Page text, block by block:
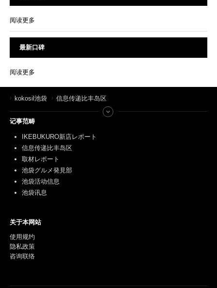
阅读更多
最新口碑
阅读更多
kokosil池袋 信息传递比丰岛区
记事范畴
IKEBUKURO新店レポート
信息传递比丰岛区
取材レポート
池袋グルメ発見部
池袋活动信息
池袋讯息
关于本网站
使用规约
隐私政策
咨询联络